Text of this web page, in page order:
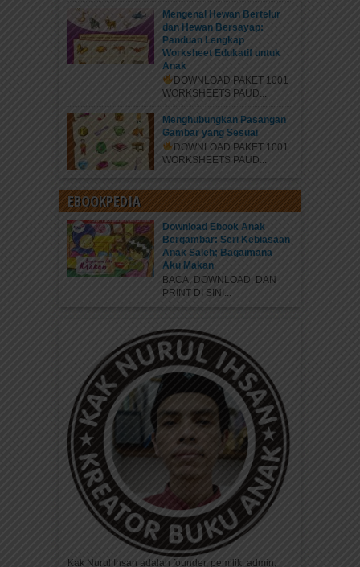
Mengenal Hewan Bertelur
dan Hewan Bersayap:
Panduan Lengkap
Worksheet Edukatif untuk
Anak
DOWNLOAD PAKET 1001
WORKSHEETS PAUD...
Menghubungkan Pasangan
Gambar yang Sesuai
DOWNLOAD PAKET 1001
WORKSHEETS PAUD...
EBOOKPEDIA
Download Ebook Anak
Bergambar: Seri Kebiasaan
Anak Saleh; Bagaimana
Aku Makan
BACA, DOWNLOAD, DAN
PRINT DI SINI...
Kak Nurul Ihsan adalah founder, pemilik, admin,